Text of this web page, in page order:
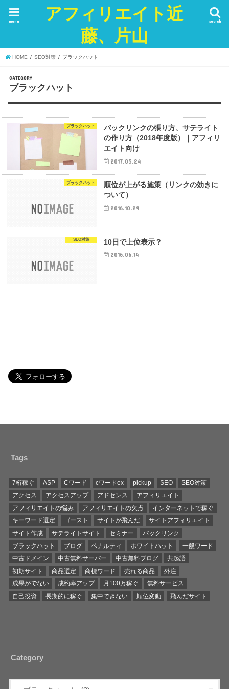
アフィリエイト近
藤、片山
search
menu
HOME SEO対策 ブラックハット
CATEGORY
ブラックハット
ブラックハット
バックリンクの張り方、サテライト
の作り方（2018年度版）｜アフィリ
エイト向け
2017.05.24
ブラックハット
順位が上がる施策（リンクの効きに
ついて）
2016.10.29
SEO対策 10日で上位表示？
2016.06.14
Tags
7桁稼ぐ ASP Cワード cワードex pickup SEO
SEO対策
アクセス
アクセスアップ アドセンス
アフィリエイト
アフィリエイトの悩み
アフィリエイトの欠点
インターネットで稼ぐ
キーワード選定
ゴースト サイトが飛んだ
サイトアフィリエイト
サイト作成
サテライトサイト セミナー
バックリンク
ブラックハット
ブログ ペナルティ ホワイトハット
一般ワード
中古ドメイン
中古無料サーバー 中古無料ブログ
共起語
初期サイト
商品選定 商標ワード 売れる商品
外注
成果がでない
成約率アップ 月100万稼ぐ
無料サービス
自己投資
長期的に稼ぐ 集中できない 順位変動 飛んだサイト
Category